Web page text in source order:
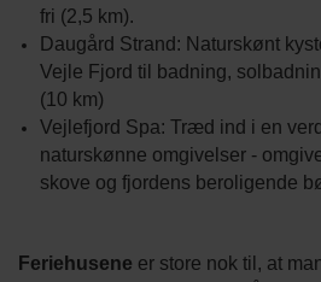
fri (2,5 km).
Daugård Strand: Naturskønt
Vejle Fjord til badning,
(10 km)
Vejlefjord Spa: Træd ind i en
naturskønne omgivelser -
skove og fjordens beroligende
Feriehusene er store nok til, at